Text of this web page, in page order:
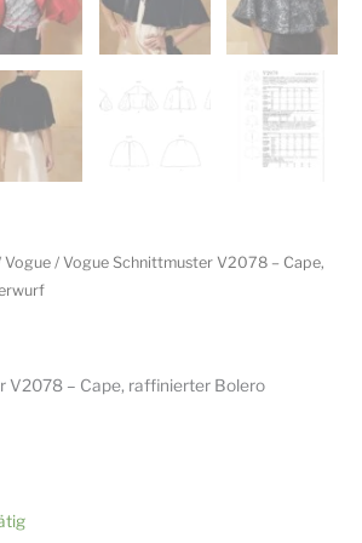
Vogue / Vogue Schnittmuster V2078 – Cape,
V2078 – Cape, raffinierter Bolero